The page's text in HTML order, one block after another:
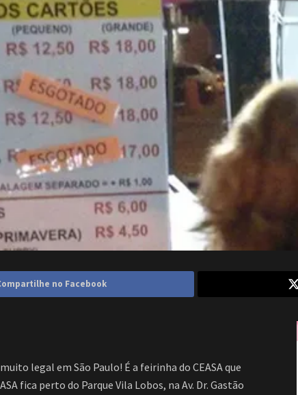
no Facebook
legal em São Paulo! É a feirinha do CEASA que
fica perto do Parque Vila Lobos, na Av. Dr. Gastão